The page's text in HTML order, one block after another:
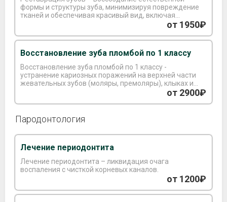
формы и структуры зуба, минимизируя повреждение
тканей и обеспечивая красивый вид, включая
от 1950₽
Восстановление зуба пломбой по 1 классу
Восстановление зуба пломбой по 1 классу -
устранение кариозных поражений на верхней части
жевательных зубов (моляры, премоляры), клыках и
от 2900₽
Пародонтология
Лечение периодонтита
Лечение периодонтита – ликвидация очага
воспаления с чисткой корневых каналов.
от 1200₽